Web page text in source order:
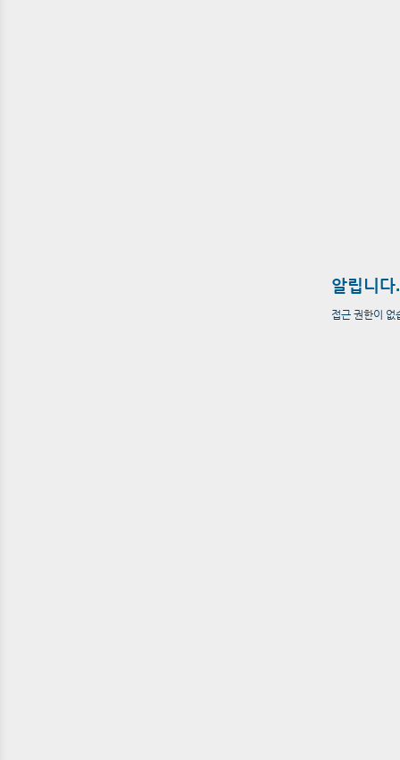
알립니다.
접근 권한이 없